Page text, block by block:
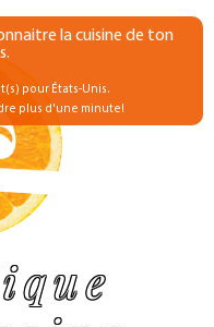
la cuisine de ton
pour États-Unis.
plus d'une minute!